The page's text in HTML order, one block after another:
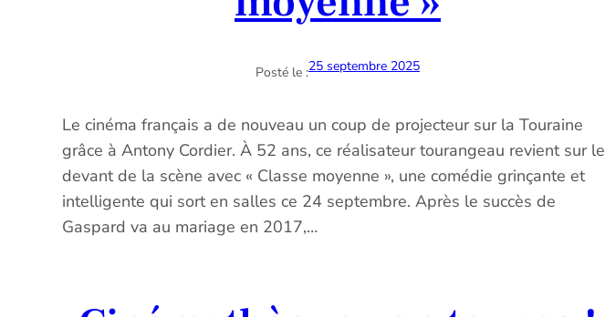
Posté le :25 septembre 2025
Le cinéma français a de nouveau un coup de projecteur sur la Touraine
grâce à Antony Cordier. À 52 ans, ce réalisateur tourangeau revient sur le
devant de la scène avec « Classe moyenne », une comédie grinçante et
intelligente qui sort en salles ce 24 septembre. Après le succès de
Gaspard va au mariage en 2017,…